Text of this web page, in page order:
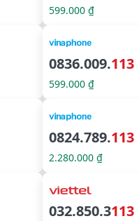
599.000 ₫
0836.009.113
599.000 ₫
0824.789.113
2.280.000 ₫
032.850.3113